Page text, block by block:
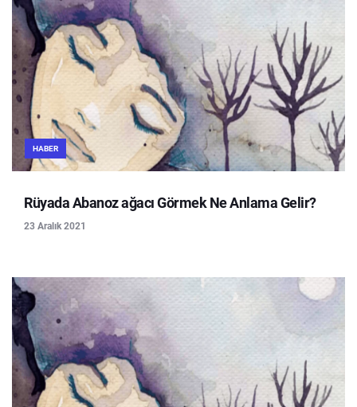
HABER
Rüyada Abanoz ağacı Görmek Ne Anlama Gelir?
23 Aralık 2021